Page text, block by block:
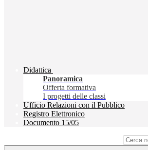
Didattica
Panoramica
Offerta formativa
I progetti delle classi
Ufficio Relazioni con il Pubblico
Registro Elettronico
Documento 15/05